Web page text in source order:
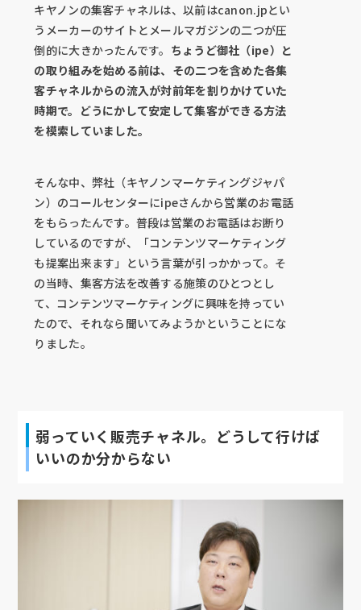
キヤノンの集客チャネルは、以前はcanon.jpとい
うメーカーのサイトとメールマガジンの二つが圧
倒的に大きかったんです。 ちょうど御社（ipe）と
の取り組みを始める前は、その二つを含めた各集
客チャネルからの流入が対前年を割りかけていた
時期で。どうにかして安定して集客ができる方法
を模索していました。
そんな中、弊社（キヤノンマーケティングジャパ
ン）のコールセンターにipeさんから営業のお電話
をもらったんです。普段は営業のお電話はお断り
しているのですが、「コンテンツマーケティング
も提案出来ます」という言葉が引っかかって。そ
の当時、集客方法を改善する施策のひとつとし
て、コンテンツマーケティングに興味を持ってい
たので、それなら聞いてみようかということにな
りました。
弱っていく販売チャネル。どうして行けば
いいのか分からない